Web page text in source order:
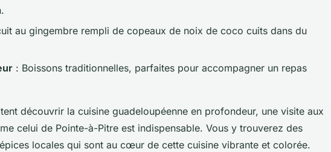
au gingembre rempli de copeaux de noix de coco cuits dans du
: Boissons traditionnelles, parfaites pour accompagner un repas
découvrir la cuisine guadeloupéenne en profondeur, une visite aux
celui de Pointe-à-Pitre est indispensable. Vous y trouverez des
locales qui sont au cœur de cette cuisine vibrante et colorée.